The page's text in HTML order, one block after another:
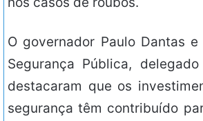
O governador Paulo Dantas
Segurança Pública,
destacaram que os
segurança têm contribuído